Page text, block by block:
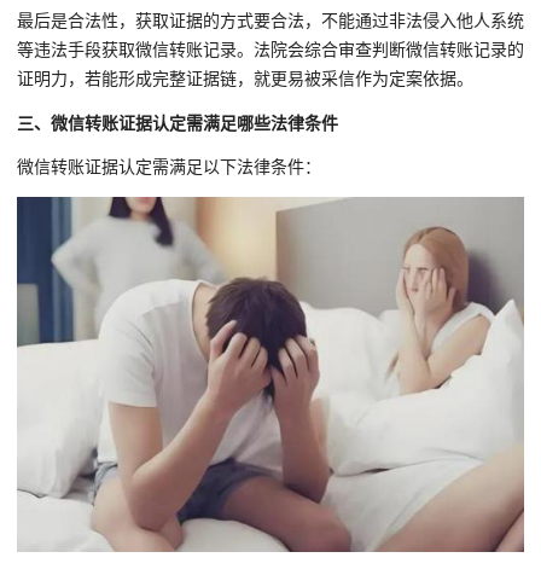
最后是合法性，获取证据的方式要合法，不能通过非法侵入他人系统
等违法手段获取微信转账记录。法院会综合审查判断微信转账记录的
证明力，若能形成完整证据链，就更易被采信作为定案依据。
三、微信转账证据认定需满足哪些法律条件
微信转账证据认定需满足以下法律条件：